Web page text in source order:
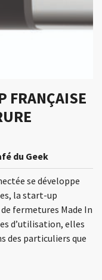
FRANÇAISE
du Geek
se développe
la start-up
fermetures Made In
d’utilisation, elles
des particuliers que